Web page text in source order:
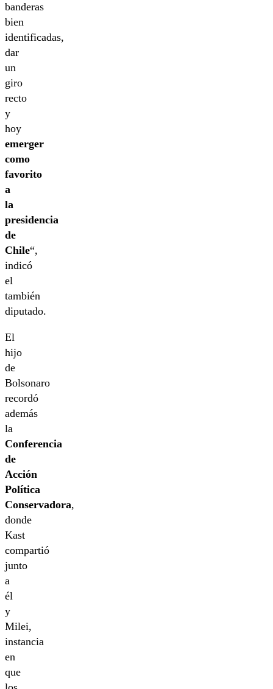
banderas
bien
identificadas,
dar
un
giro
recto
y
hoy
emerger
como
favorito
a
la
presidencia
de
Chile“,
indicó
el
también
diputado.
El
hijo
de
Bolsonaro
recordó
además
la
Conferencia
de
Acción
Política
Conservadora,
donde
Kast
compartió
junto
a
él
y
Milei,
instancia
en
que